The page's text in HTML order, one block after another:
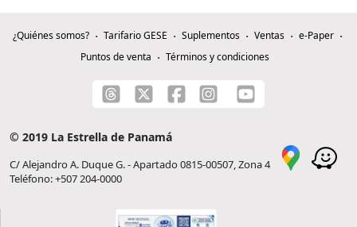
¿Quiénes somos? Tarifario GESE Suplementos Ventas
e-Paper
Puntos de venta
Términos y condiciones
© 2019 La Estrella de Panamá
C/ Alejandro A. Duque G. - Apartado 0815-00507, Zona 4
Teléfono: +507 204-0000